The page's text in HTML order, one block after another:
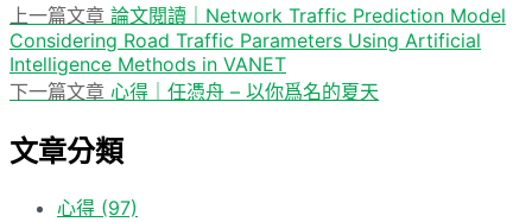
文
章
導
覽
上一篇文章 上
一
篇
文
論文閱讀｜Network Traffic Prediction Model
Considering Road Traffic Parameters Using Artificial
Intelligence Methods in VANET
下一篇文章 下
篇
章:
心得｜任憑舟 – 以你爲名的夏天
文章分類
心得 (97)